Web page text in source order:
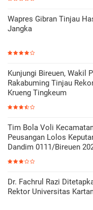
Wapres Gibran Tinjau
Jangka
Kunjungi Bireuen, Wakil
Rakabuming Tinjau
Krueng Tingkeum
Tim Bola Voli
Peusangan Lolos
Dandim 0111/Bireuen
Dr. Fachrul Razi
Rektor Universitas